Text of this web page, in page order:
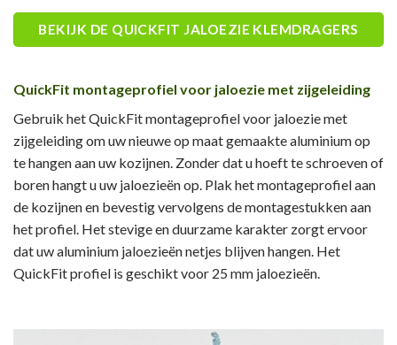
BEKIJK DE QUICKFIT JALOEZIE KLEMDRAGERS
QuickFit montageprofiel voor jaloezie met zijgeleiding
Gebruik het QuickFit montageprofiel voor jaloezie met
zijgeleiding om uw nieuwe op maat gemaakte aluminium op
te hangen aan uw kozijnen. Zonder dat u hoeft te schroeven of
boren hangt u uw jaloezieën op. Plak het montageprofiel aan
de kozijnen en bevestig vervolgens de montagestukken aan
het profiel. Het stevige en duurzame karakter zorgt ervoor
dat uw aluminium jaloezieën netjes blijven hangen. Het
QuickFit profiel is geschikt voor 25 mm jaloezieën.